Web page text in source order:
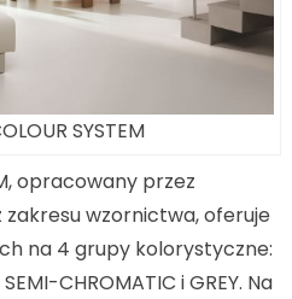
SYSTEM
opracowany przez
wzornictwa, oferuje
na 4 grupy kolorystyczne:
CHROMATIC i GREY. Na